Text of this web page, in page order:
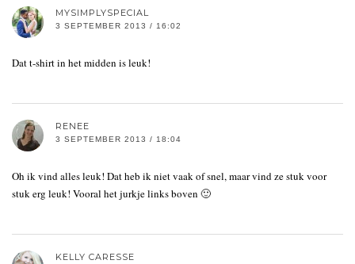
MYSIMPLYSPECIAL
3 SEPTEMBER 2013 / 16:02
Dat t-shirt in het midden is leuk!
RENEE
3 SEPTEMBER 2013 / 18:04
Oh ik vind alles leuk! Dat heb ik niet vaak of snel, maar vind ze stuk voor
stuk erg leuk! Vooral het jurkje links boven 🙂
KELLY CARESSE